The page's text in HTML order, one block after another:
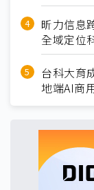
昕力信息
全域定位
台科大育
地端AI商